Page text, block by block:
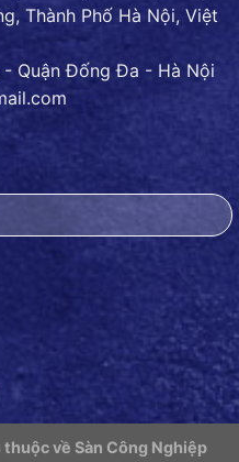
Thành Phố Hà Nội, Việt
Quận Đống Đa - Hà Nội
thuộc về Sàn Công Nghiệp